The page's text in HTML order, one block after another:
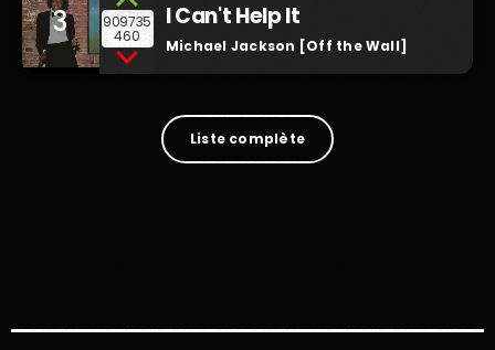
3 909735
460
I Can't Help It
Michael Jackson [Off the Wall]
Liste complète